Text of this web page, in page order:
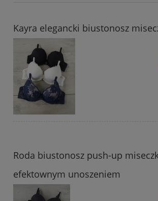
Kayra elegancki biustonosz
Roda biustonosz push-up
efektownym unoszeniem